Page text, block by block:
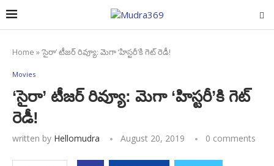
Home »‘సైరా’ టీజర్ రివ్యూ: మెగా ‘హిస్టరీ’కి గెట్ రెడీ!
Movies
‘సైరా’ టీజర్ రివ్యూ: మెగా ‘హిస్టరీ’కి గెట్
రెడీ!
written by Hellomudra August 20, 2019 0 comments